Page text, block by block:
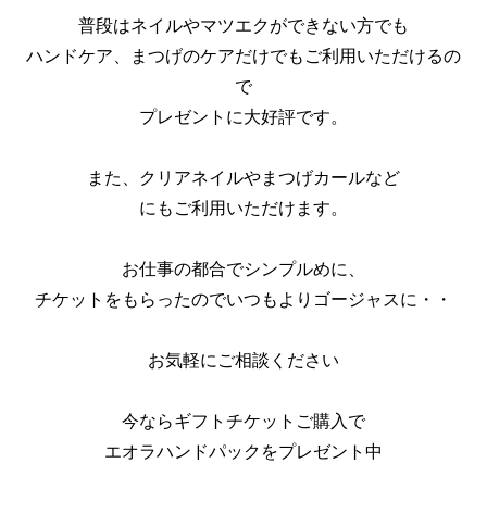
普段はネイルやマツエクができない方でも
ハンドケア、まつげのケアだけでもご利用いただけるの
で
プレゼントに大好評です。
また、クリアネイルやまつげカールなど
にもご利用いただけます。
お仕事の都合でシンプルめに、
チケットをもらったのでいつもよりゴージャスに・・
お気軽にご相談ください
今ならギフトチケットご購入で
エオラハンドパックをプレゼント中